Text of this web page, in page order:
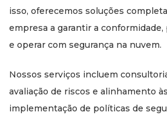
isso, oferecemos soluções
empresa a garantir a
e operar com segurança na nuvem.
Nossos serviços incluem
avaliação de riscos e alinhamento
implementação de políticas de